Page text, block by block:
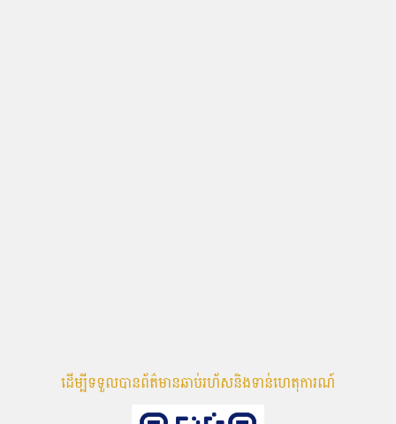
ដើម្បីទទួលបានព័ត៌មានឆាប់រហ័សនិងទាន់ហេតុការណ៍